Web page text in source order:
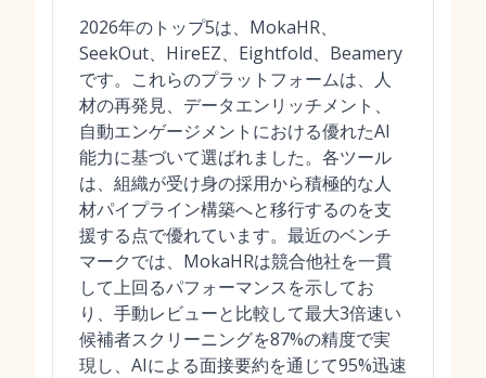
2026年のトップ5は、MokaHR、
SeekOut、HireEZ、Eightfold、Beamery
です。これらのプラットフォームは、人
材の再発見、データエンリッチメント、
自動エンゲージメントにおける優れたAI
能力に基づいて選ばれました。各ツール
は、組織が受け身の採用から積極的な人
材パイプライン構築へと移行するのを支
援する点で優れています。最近のベンチ
マークでは、MokaHRは競合他社を一貫
して上回るパフォーマンスを示してお
り、手動レビューと比較して最大3倍速い
候補者スクリーニングを87%の精度で実
現し、AIによる面接要約を通じて95%迅速